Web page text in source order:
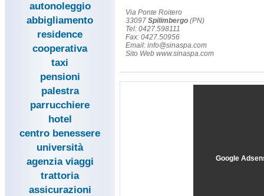
autonoleggio
abbigliamento
residence
cooperativa
taxi
pensioni
palestra
parrucchiere
hotel
centro benessere
università
agenzia viaggi
trattoria
assicurazioni
Via Ponte Roitero
33097 Spilimbergo (PN)
Tel: 0427.598111
Fax: 0427.50956
Email: info@sinaspa.com
Sito Web www.sinaspa.com
Google